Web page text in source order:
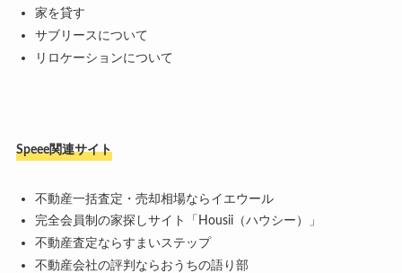
家を貸す
サブリースについて
リロケーションについて
Speee関連サイト
不動産一括査定・売却相場ならイエウール
完全会員制の家探しサイト「Housii（ハウシー）」
不動産査定ならすまいステップ
不動産会社の評判ならおうちの語り部